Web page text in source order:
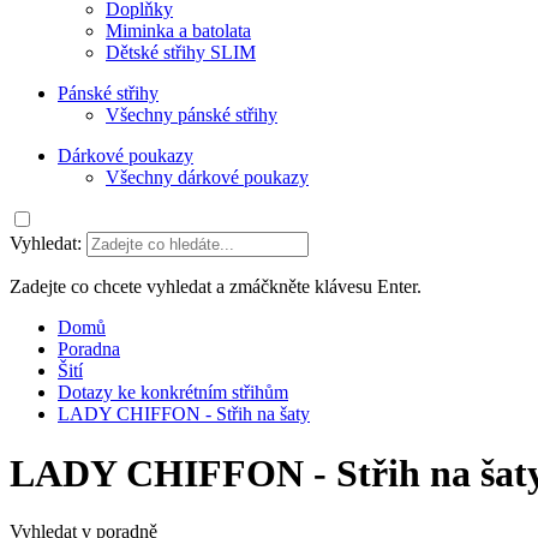
Doplňky
Miminka a batolata
Dětské střihy SLIM
Pánské střihy
Všechny pánské střihy
Dárkové poukazy
Všechny dárkové poukazy
Vyhledat:
Zadejte co chcete vyhledat a zmáčkněte klávesu Enter.
Domů
Poradna
Šití
Dotazy ke konkrétním střihům
LADY CHIFFON - Střih na šaty
LADY CHIFFON - Střih na
Vyhledat v poradně